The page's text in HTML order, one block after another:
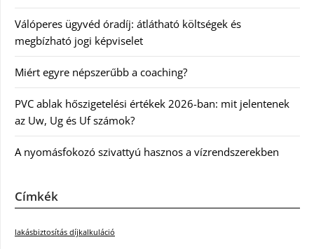
Válóperes ügyvéd óradíj: átlátható költségek és
megbízható jogi képviselet
Miért egyre népszerűbb a coaching?
PVC ablak hőszigetelési értékek 2026-ban: mit jelentenek
az Uw, Ug és Uf számok?
A nyomásfokozó szivattyú hasznos a vízrendszerekben
Címkék
lakásbiztosítás díjkalkuláció